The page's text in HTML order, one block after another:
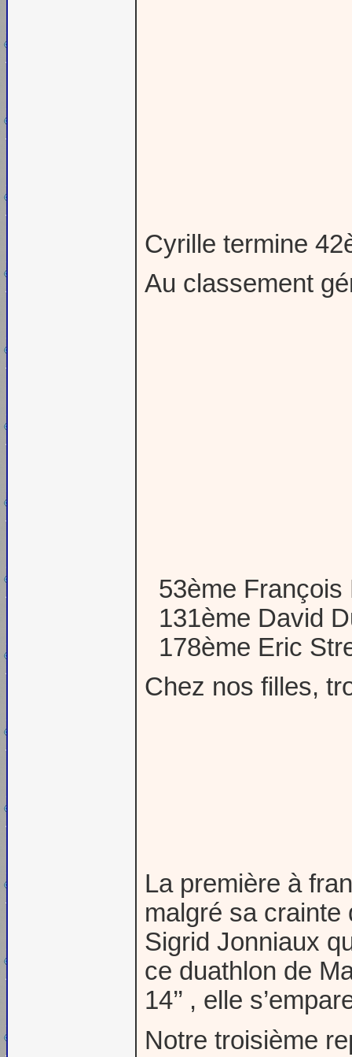
Cyrille termine
Au classement
53ème François
131ème David
178ème Eric
Chez nos filles,
La première à
malgré sa crainte
Sigrid Jonniaux
ce duathlon de
14’’ , elle
Notre troisième